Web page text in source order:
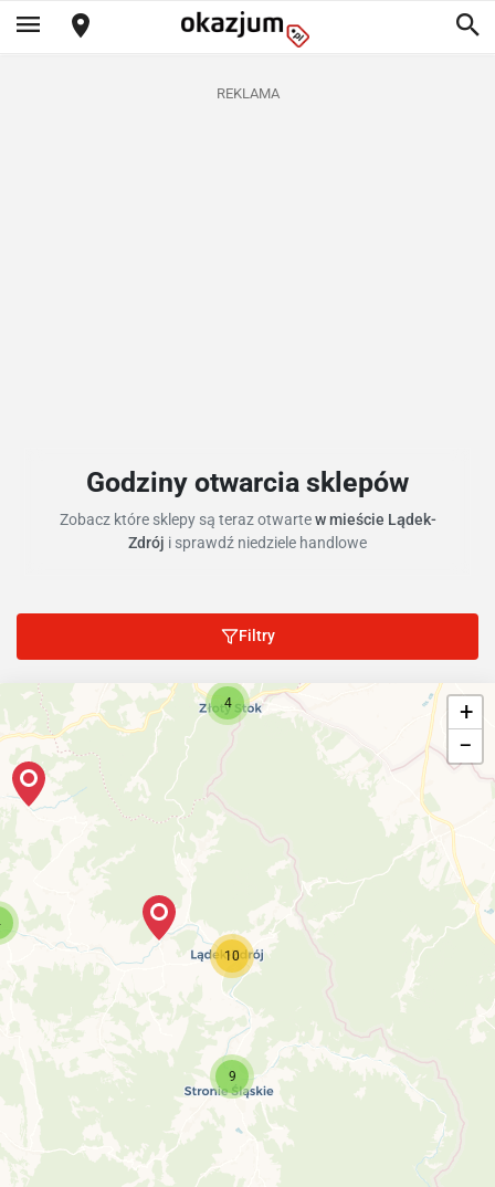
REKLAMA
Godziny otwarcia sklepów
Zobacz które sklepy są teraz otwartew mieście Lądek-
Zdrój i sprawdź niedziele handlowe
Filtry
10
9
4
+
−